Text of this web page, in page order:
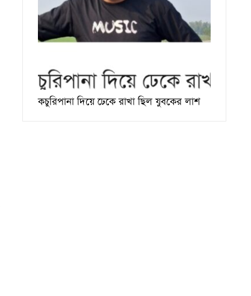
কচুরিপানা দিয়ে ঢেকে রাখা ছিল যুবকের লাশ